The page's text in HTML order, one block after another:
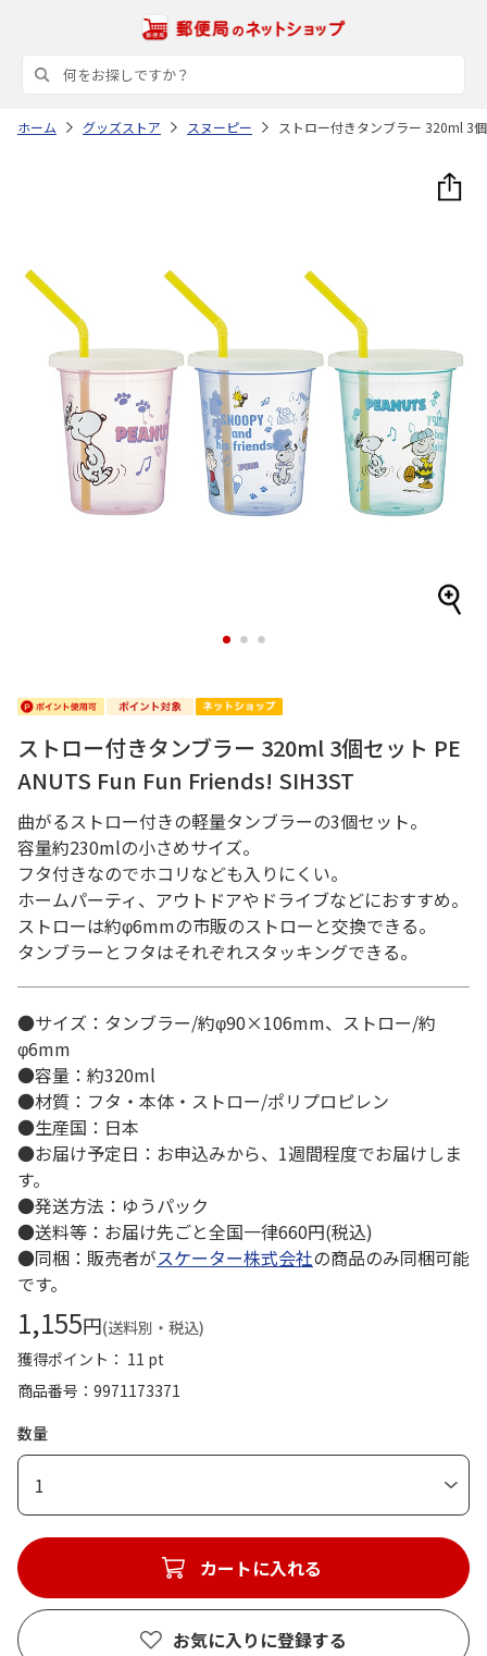
ホーム グッズストア スヌーピー ストロー付きタンブラー 320ml 3
1 2 3
ストロー付きタンブラー 320ml 3個セット PE
ANUTS Fun Fun Friends! SIH3ST
曲がるストロー付きの軽量タンブラーの3個セット。
容量約230mlの小さめサイズ。
フタ付きなのでホコリなども入りにくい。
ホームパーティ、アウトドアやドライブなどにおすすめ。
ストローは約φ6mmの市販のストローと交換できる。
タンブラーとフタはそれぞれスタッキングできる。
●サイズ：タンブラー/約φ90×106mm、ストロー/約
φ6mm
●容量：約320ml
●材質：フタ・本体・ストロー/ポリプロピレン
●生産国：日本
●お届け予定日：お申込みから、1週間程度でお届けしま
す。
●発送方法：ゆうパック
●送料等：お届け先ごと全国一律660円(税込)
●同梱：販売者がスケーター株式会社の商品のみ同梱可能
です。
1,155円(送料別・税込)
獲得ポイント： 11 pt
商品番号
9971173371
数量
1
カートに入れる
お気に入りに登録する